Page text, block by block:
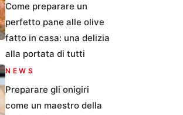
Come preparare un
perfetto pane alle olive
fatto in casa: una delizia
alla portata di tutti
NEWS
Preparare gli onigiri
come un maestro della